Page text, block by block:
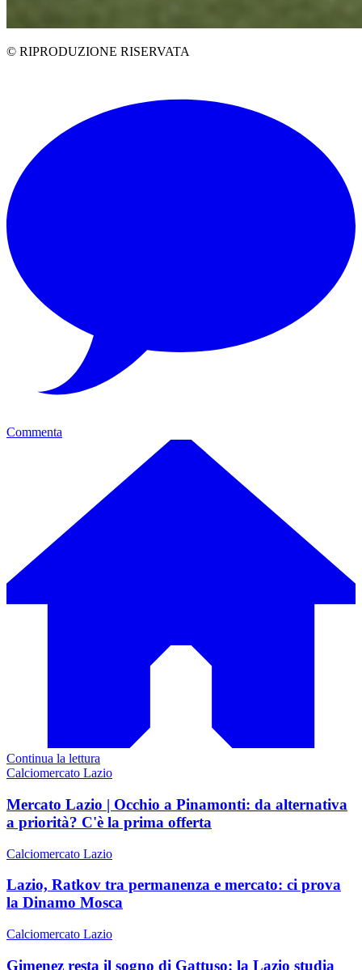
© RIPRODUZIONE RISERVATA
Commenta
Continua la lettura
Calciomercato Lazio
Mercato Lazio | Occhio a Pinamonti: da alternativa
a priorità? C'è la prima offerta
Calciomercato Lazio
Lazio, Ratkov tra permanenza e mercato: ci prova
la Dinamo Mosca
Calciomercato Lazio
Gimenez resta il sogno di Gattuso: la Lazio studia